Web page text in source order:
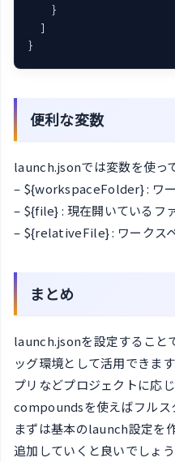
    }
便利な変数
launch.jsonでは変数を使っ
– ${workspaceFolder} : ワ
– ${file} : 現在開いているフ
– ${relativeFile} : ワークス
まとめ
launch.jsonを設定すること
ッグ環境として活用できま
プリなどプロジェクトに応
compoundsを使えばフルス
まずは基本のlaunch設定を
追加していくと良いでしょう